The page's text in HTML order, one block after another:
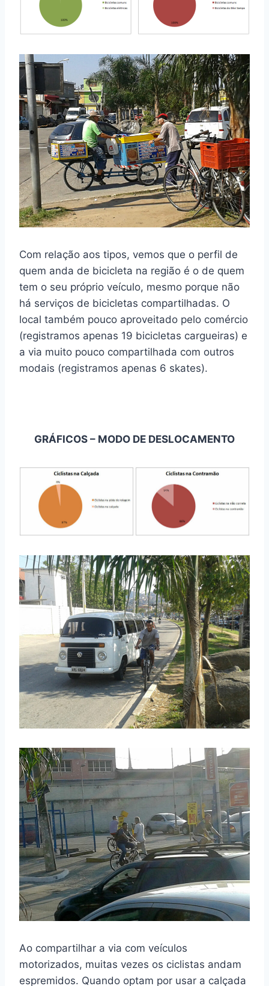
Com relação aos tipos, vemos que o perfil de
quem anda de bicicleta na região é o de quem
tem o seu próprio veículo, mesmo porque não
há serviços de bicicletas compartilhadas. O
local também pouco aproveitado pelo comércio
(registramos apenas 19 bicicletas cargueiras) e
a via muito pouco compartilhada com outros
modais (registramos apenas 6 skates).
GRÁFICOS – MODO DE DESLOCAMENTO
Ao compartilhar a via com veículos
motorizados, muitas vezes os ciclistas andam
espremidos. Quando optam por usar a calçada